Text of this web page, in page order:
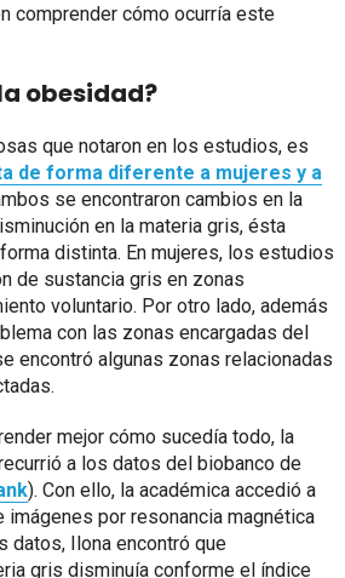
comprender cómo ocurría este
obesidad?
que notaron en los estudios, es
de forma diferente a mujeres y a
se encontraron cambios en la
en la materia gris, ésta
distinta. En mujeres, los estudios
de sustancia gris en zonas
voluntario. Por otro lado, además
con las zonas encargadas del
encontró algunas zonas relacionadas
mejor cómo sucedía todo, la
a los datos del biobanco de
). Con ello, la académica accedió a
imágenes por resonancia magnética
datos, Ilona encontró que
gris disminuía conforme el índice